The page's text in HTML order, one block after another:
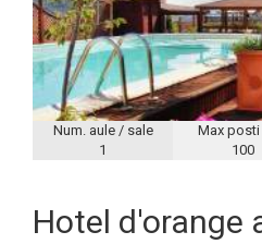
Num. aule / sale
1
Max posti
100
Hotel d'orange